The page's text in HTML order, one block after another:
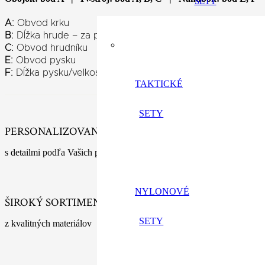
TAKTICKÉ
SETY
NYLONOVÉ
SETY
A: Obvod krku
B: Dĺžka hrude – za prednými nohami nechať medzeru
C: Obvod hrudníku
E: Obvod pysku
F: Dĺžka pysku/velkosť pysku
PERSONALIZOVANÉ VÝROBKY
s detailmi podľa Vašich predstáv
ŠIROKÝ SORTIMENT
z kvalitných materiálov